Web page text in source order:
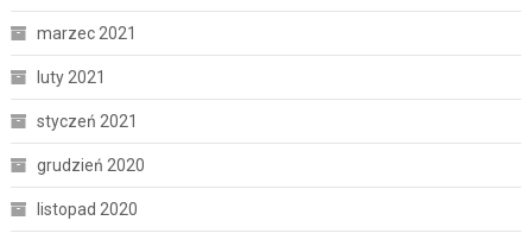
marzec 2021
luty 2021
styczeń 2021
grudzień 2020
listopad 2020